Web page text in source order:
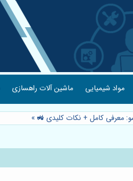
مواد شیمیایی ماشین آلات راهسازی
معرفی کامل + نکات کلیدی 🚜 »